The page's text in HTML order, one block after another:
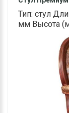
Тип: стул
мм Высота